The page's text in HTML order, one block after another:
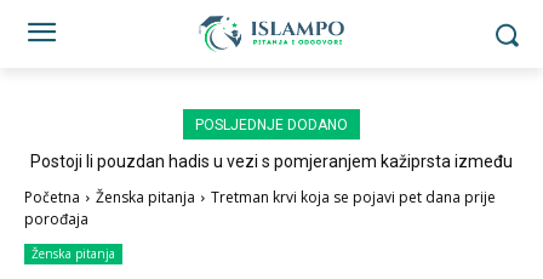
POSLJEDNJE DODANO
Postoji li pouzdan hadis u vezi s pomjeranjem kažiprsta između
Početna Ženska pitanja
Tretman krvi koja se pojavi pet dana prije
porođaja
Ženska pitanja